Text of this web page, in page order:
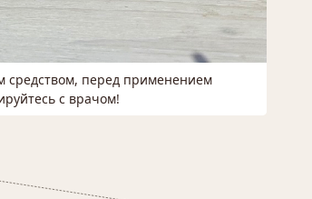
средством, перед применением
с врачом!